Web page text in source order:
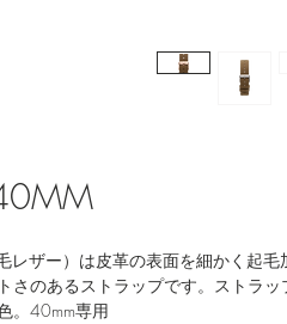
レザー）は皮革の表面を細かく起毛
さのあるストラップです。ストラッ
。40mm専用